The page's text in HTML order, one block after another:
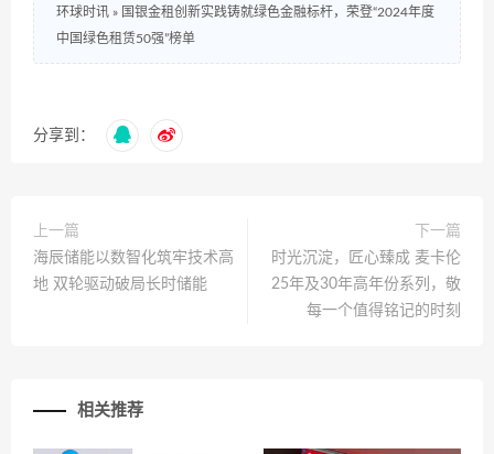
环球时讯 » 国银金租创新实践铸就绿色金融标杆，荣登“2024年度
中国绿色租赁50强”榜单
分享到：
上一篇
海辰储能以数智化筑牢技术高
地 双轮驱动破局长时储能
下一篇
时光沉淀，匠心臻成 麦卡伦
25年及30年高年份系列，敬
每一个值得铭记的时刻
相关推荐